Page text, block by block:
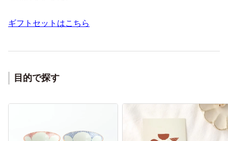
ギフトセットはこちら
目的で探す